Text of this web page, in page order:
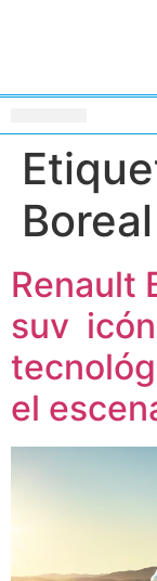
Boreal
Renault
suv
el